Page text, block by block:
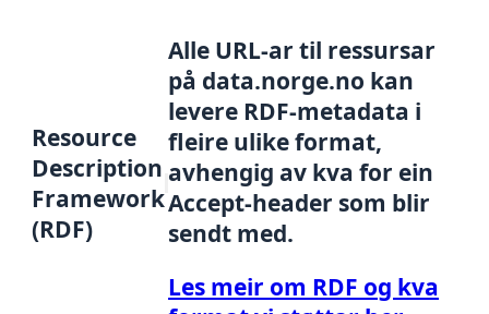
Resource
Description
Framework
(RDF)
Alle URL-ar til ressursar
på data.norge.no kan
levere RDF-metadata i
fleire ulike format,
avhengig av kva for ein
Accept-header som blir
sendt med.
Les meir om RDF og kva